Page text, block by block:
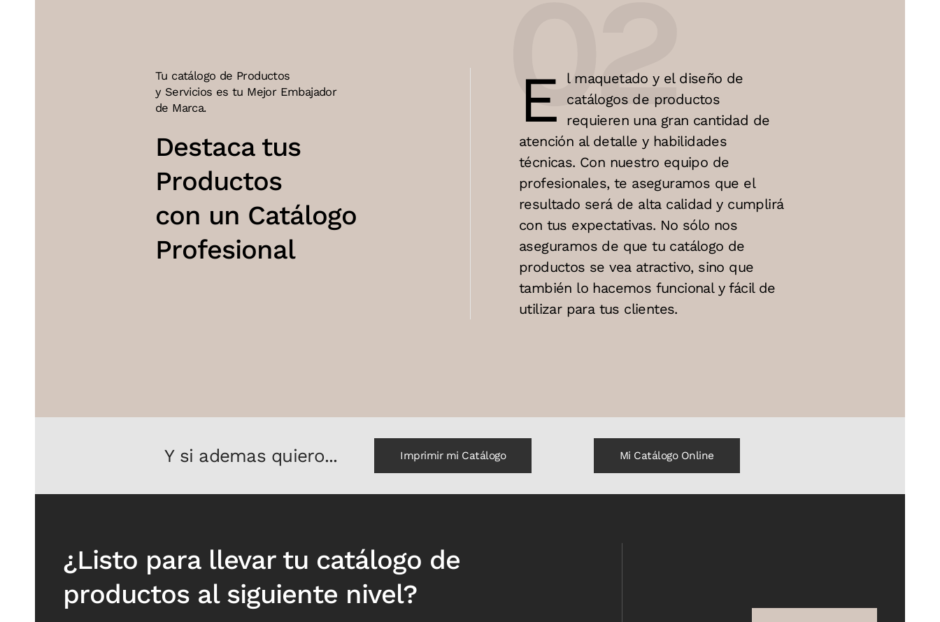
Tu catálogo de Productos
y Servicios es tu Mejor Embajador
de Marca.
Destaca tus
Productos
con un Catálogo
Profesional
E
l maquetado y el diseño de
catálogos de productos
requieren una gran cantidad de
atención al detalle y habilidades
técnicas. Con nuestro equipo de
profesionales, te aseguramos que el
resultado será de alta calidad y cumplirá
con tus expectativas. No sólo nos
aseguramos de que tu catálogo de
productos se vea atractivo, sino que
también lo hacemos funcional y fácil de
utilizar para tus clientes.
Y si ademas quiero... Imprimir mi Catálogo Mi Catálogo Online
¿Listo para llevar tu catálogo de
productos al siguiente nivel?